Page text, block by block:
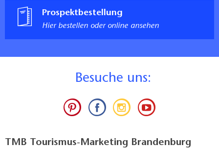
Prospektbestellung
Hier bestellen oder online ansehen
Besuche uns:
TMB Tourismus-Marketing Brandenburg